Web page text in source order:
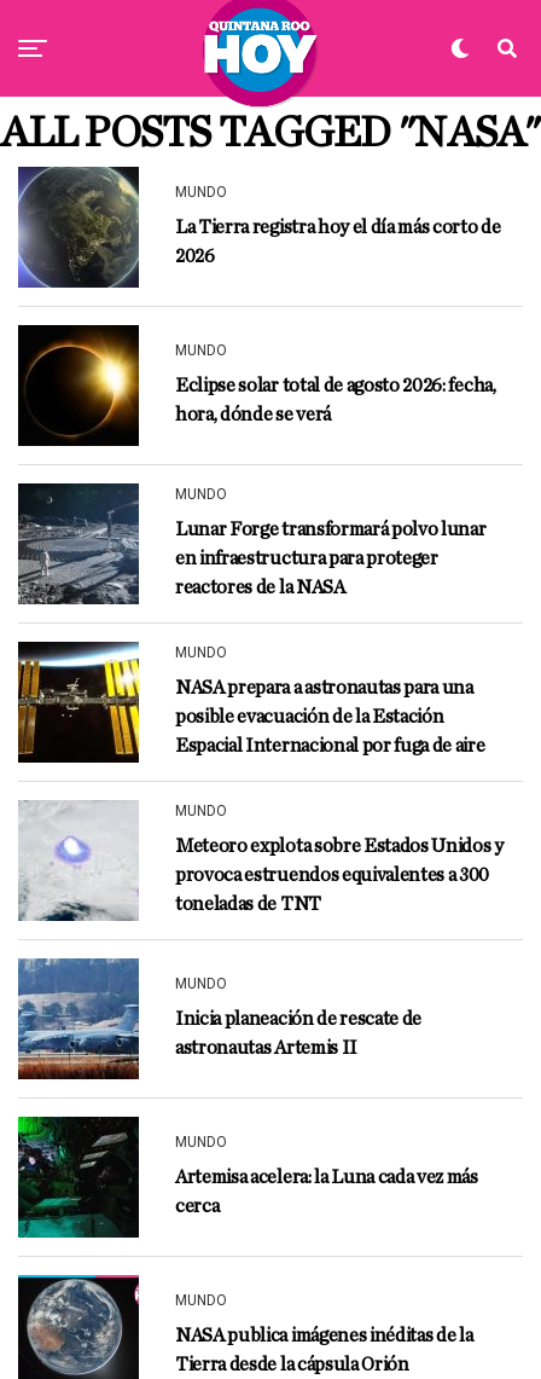
ALL POSTS TAGGED "NASA"
MUNDO
La Tierra registra hoy el día más corto de
2026
MUNDO
Eclipse solar total de agosto 2026: fecha,
hora, dónde se verá
MUNDO
Lunar Forge transformará polvo lunar
en infraestructura para proteger
reactores de la NASA
MUNDO
NASA prepara a astronautas para una
posible evacuación de la Estación
Espacial Internacional por fuga de aire
MUNDO
Meteoro explota sobre Estados Unidos y
provoca estruendos equivalentes a 300
toneladas de TNT
MUNDO
Inicia planeación de rescate de
astronautas Artemis II
MUNDO
Artemisa acelera: la Luna cada vez más
cerca
MUNDO
NASA publica imágenes inéditas de la
Tierra desde la cápsula Orión